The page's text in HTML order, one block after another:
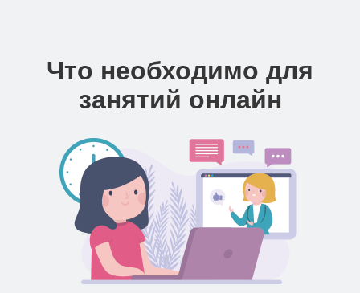
Что необходимо для
занятий онлайн